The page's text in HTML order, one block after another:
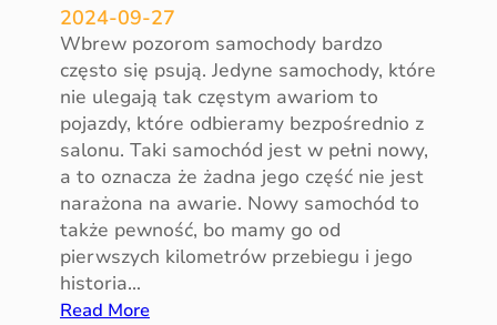
p
o
l
i
w
a
d
l
a
i
2024-09-27
Wbrew pozorom samochody bardzo
często się psują. Jedyne samochody, które
nie ulegają tak częstym awariom to
pojazdy, które odbieramy bezpośrednio z
salonu. Taki samochód jest w pełni nowy,
a to oznacza że żadna jego część nie jest
narażona na awarie. Nowy samochód to
także pewność, bo mamy go od
pierwszych kilometrów przebiegu i jego
historia…
Read More: